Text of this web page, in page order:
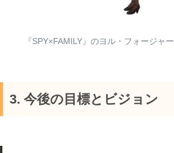
『SPY×FAMILY』のヨル・フォージャー
3. 今後の目標とビジョン